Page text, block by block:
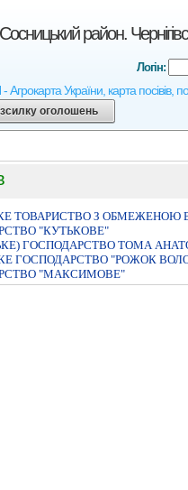
район.
України, карта посівів,
Логін:
оголошень
ТОВАРИСТВО З
"КУТЬКОВЕ"
ГОСПОДАРСТВО ТОМА
ГОСПОДАРСТВО "РОЖОК
"МАКСИМОВЕ"